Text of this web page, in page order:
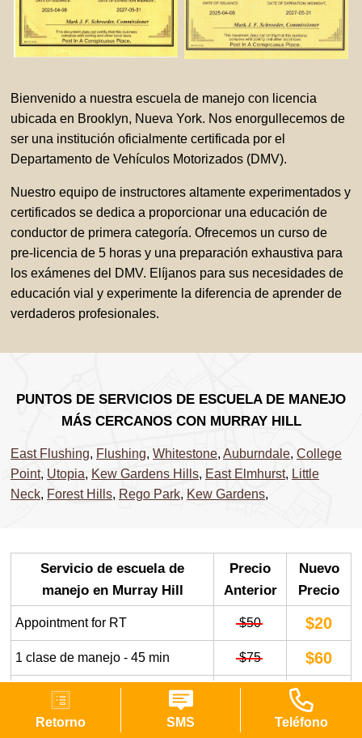
Retorno SMS Teléfono
Bienvenido a nuestra escuela de manejo con licencia
ubicada en Brooklyn, Nueva York. Nos enorgullecemos de
ser una institución oficialmente certificada por el
Departamento de Vehículos Motorizados (DMV).
Nuestro equipo de instructores altamente experimentados y
certificados se dedica a proporcionar una educación de
conductor de primera categoría. Ofrecemos un curso de
pre-licencia de 5 horas y una preparación exhaustiva para
los exámenes del DMV. Elíjanos para sus necesidades de
educación vial y experimente la diferencia de aprender de
verdaderos profesionales.
PUNTOS DE SERVICIOS DE ESCUELA DE MANEJO
MÁS CERCANOS CON MURRAY HILL
East Flushing, Flushing, Whitestone, Auburndale, College
Point, Utopia, Kew Gardens Hills, East Elmhurst, Little
Neck, Forest Hills, Rego Park, Kew Gardens,
Servicio de escuela de
manejo en Murray Hill
Precio
Anterior
Nuevo
Precio
Appointment for RT $50 $20
1 clase de manejo - 45 min $75 $60
Auto para la Prueba de Manejo $170